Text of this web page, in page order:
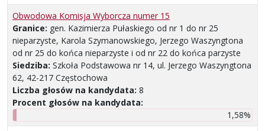
Obwodowa Komisja Wyborcza numer 15
Granice: gen. Kazimierza Pułaskiego od nr 1 do nr 25
nieparzyste, Karola Szymanowskiego, Jerzego Waszyngtona
od nr 25 do końca nieparzyste i od nr 22 do końca parzyste
Siedziba: Szkoła Podstawowa nr 14, ul. Jerzego Waszyngtona
62, 42-217 Częstochowa
Liczba głosów na kandydata: 8
Procent głosów na kandydata:
1,58%